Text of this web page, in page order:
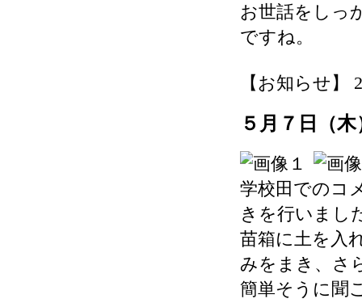
お世話をしっ
ですね。
【お知らせ】
５月７日（
学校田でのコ
きを行いまし
苗箱に土を入
みをまき、さ
簡単そうに聞